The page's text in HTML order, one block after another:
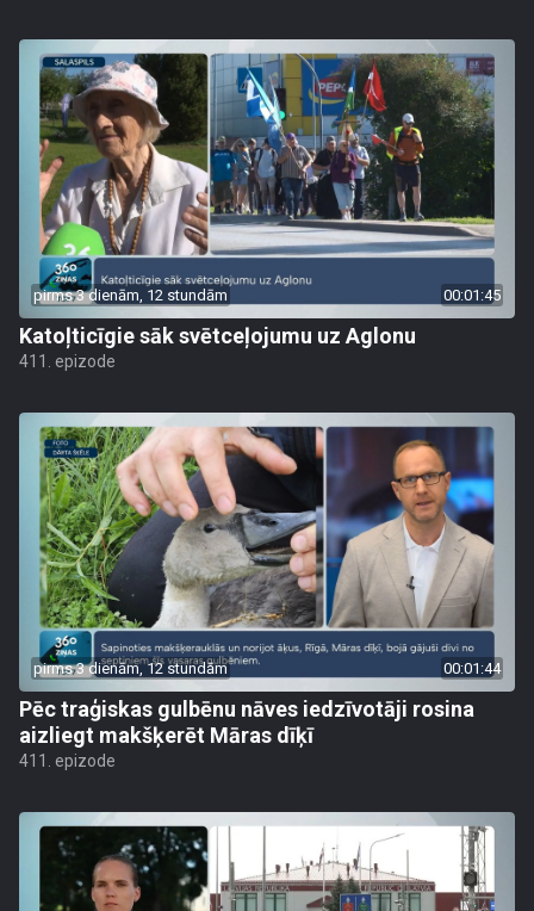
pirms 3 dienām, 12 stundām 00:01:45
Katoļticīgie sāk svētceļojumu uz Aglonu
411. epizode
pirms 3 dienām, 12 stundām 00:01:44
Pēc traģiskas gulbēnu nāves iedzīvotāji rosina
aizliegt makšķerēt Māras dīķī
411. epizode